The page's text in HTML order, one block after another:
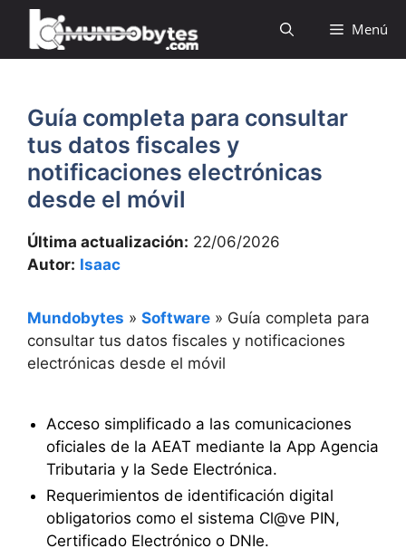
Saltar
contenido
Menú
Guía completa para consultar
tus datos fiscales y
notificaciones electrónicas
desde el móvil
Última actualización: 22/06/2026
Autor: Isaac
Mundobytes » Software » Guía completa para
consultar tus datos fiscales y notificaciones
electrónicas desde el móvil
Acceso simplificado a las comunicaciones
oficiales de la AEAT mediante la App Agencia
Tributaria y la Sede Electrónica.
Requerimientos de identificación digital
obligatorios como el sistema Cl@ve PIN,
Certificado Electrónico o DNIe.